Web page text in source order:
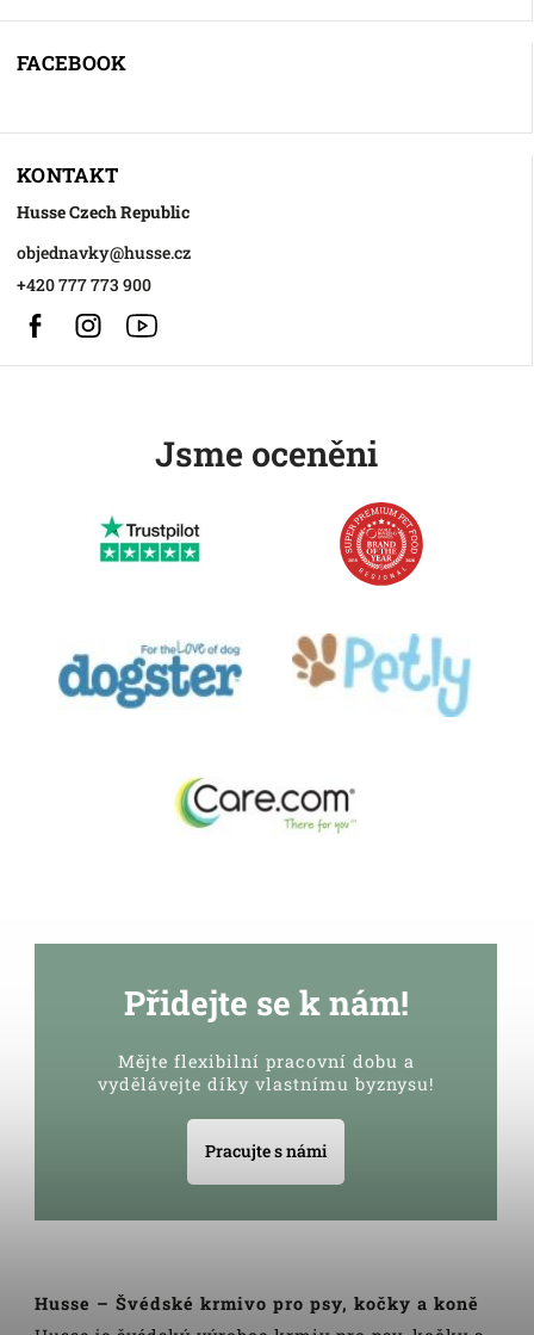
FACEBOOK
KONTAKT
Husse Czech Republic
objednavky@husse.cz
+420 777 773 900
FacebookInstagram
Jsme oceněni
Přidejte se k nám!
Mějte flexibilní pracovní dobu a
vydělávejte díky vlastnímu byznysu!
Pracujte s námi
Husse – Švédské krmivo pro psy, kočky a koně